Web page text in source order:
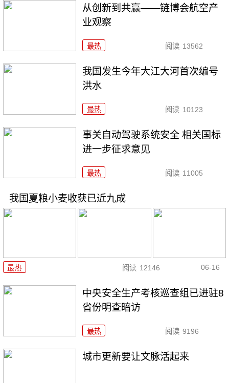
从创新到共赢——链博会航空产
业观察
最热 阅读 13562
我国发生今年大江大河首次编号
洪水
最热 阅读 10123
事关自动驾驶系统安全 相关国标
进一步征求意见
最热 阅读 11005
我国夏粮小麦收获已近九成
最热 阅读 12146 06-16
中央安全生产考核巡查组已进驻8
省份明查暗访
最热 阅读 9196
城市更新要让文脉活起来